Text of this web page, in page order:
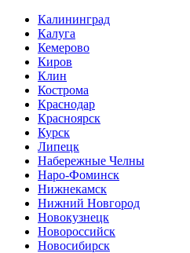
Калининград
Калуга
Кемерово
Киров
Клин
Кострома
Краснодар
Красноярск
Курск
Липецк
Набережные Челны
Наро-Фоминск
Нижнекамск
Нижний Новгород
Новокузнецк
Новороссийск
Новосибирск